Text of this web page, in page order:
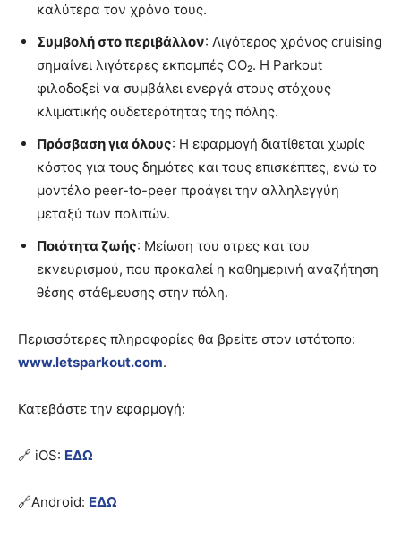
καλύτερα τον χρόνο τους.
Συμβολή στο περιβάλλον: Λιγότερος χρόνος cruising
σημαίνει λιγότερες εκπομπές CO₂. Η Parkout
φιλοδοξεί να συμβάλει ενεργά στους στόχους
κλιματικής ουδετερότητας της πόλης.
Πρόσβαση για όλους: Η εφαρμογή διατίθεται χωρίς
κόστος για τους δημότες και τους επισκέπτες, ενώ το
μοντέλο peer-to-peer προάγει την αλληλεγγύη
μεταξύ των πολιτών.
Ποιότητα ζωής: Μείωση του στρες και του
εκνευρισμού, που προκαλεί η καθημερινή αναζήτηση
θέσης στάθμευσης στην πόλη.
Περισσότερες πληροφορίες θα βρείτε στον ιστότοπο:
www.letsparkout.com.
Κατεβάστε την εφαρμογή:
🔗 iOS: ΕΔΩ
🔗Android: ΕΔΩ